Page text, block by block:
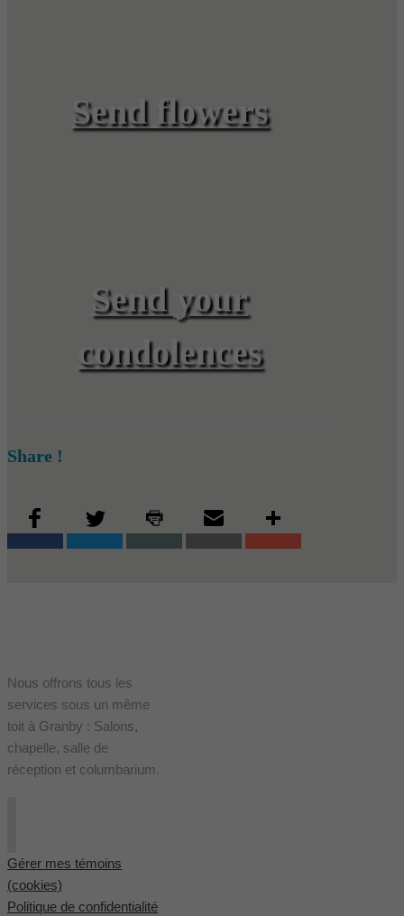
Send flowers
Send your
condolences
Share !
Nous offrons tous les
services sous un même
toit à Granby : Salons,
chapelle, salle de
réception et columbarium.
Gérer mes témoins
(cookies)
Politique de confidentialité